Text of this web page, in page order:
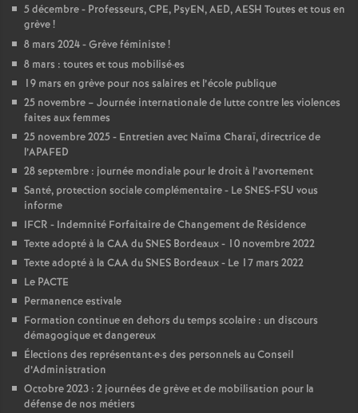
s
i
g
n
e
m
e
n
t
5 décembre - Professeurs, CPE, PsyEN, AED, AESH Toutes et tous en
grève!
8 mars 2024 - Grève féministe!
8 mars : toutes et tous mobilisé·es
19 mars en grève pour nos salaires et l’école publique
25 novembre – Journée internationale de lutte contre les violences
faites aux femmes
25 novembre 2025 - Entretien avec Naïma Charaï, directrice de
l’APAFED
28 septembre : journée mondiale pour le droit à l’avortement
Santé, protection sociale complémentaire - Le SNES-FSU vous
informe
IFCR - Indemnité Forfaitaire de Changement de Résidence
Texte adopté à la CAA du SNES Bordeaux - 10 novembre 2022
Texte adopté à la CAA du SNES Bordeaux - Le 17 mars 2022
Le PACTE
Permanence estivale
Formation continue en dehors du temps scolaire : un discours
démagogique et dangereux
Élections des représentant·e·s des personnels au Conseil
d’Administration
Octobre 2023 : 2 journées de grève et de mobilisation pour la
défense de nos métiers